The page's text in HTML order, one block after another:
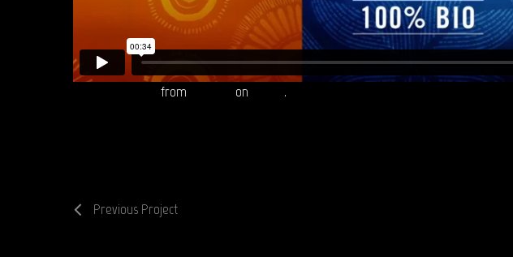
from on .
Previous Project